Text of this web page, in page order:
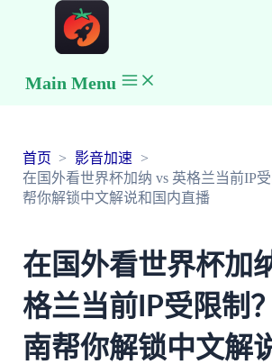
Main Menu
首页
影音加速
在国外看世界杯加纳 vs 英格兰当前IP
帮你解锁中文解说和国内直播
在国外看世界杯加
格兰当前IP受限制
南帮你解锁中文解